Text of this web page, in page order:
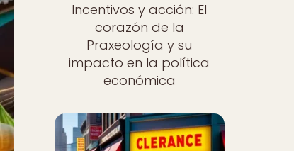
Incentivos y acción: El
corazón de la
Praxeología y su
impacto en la política
económica